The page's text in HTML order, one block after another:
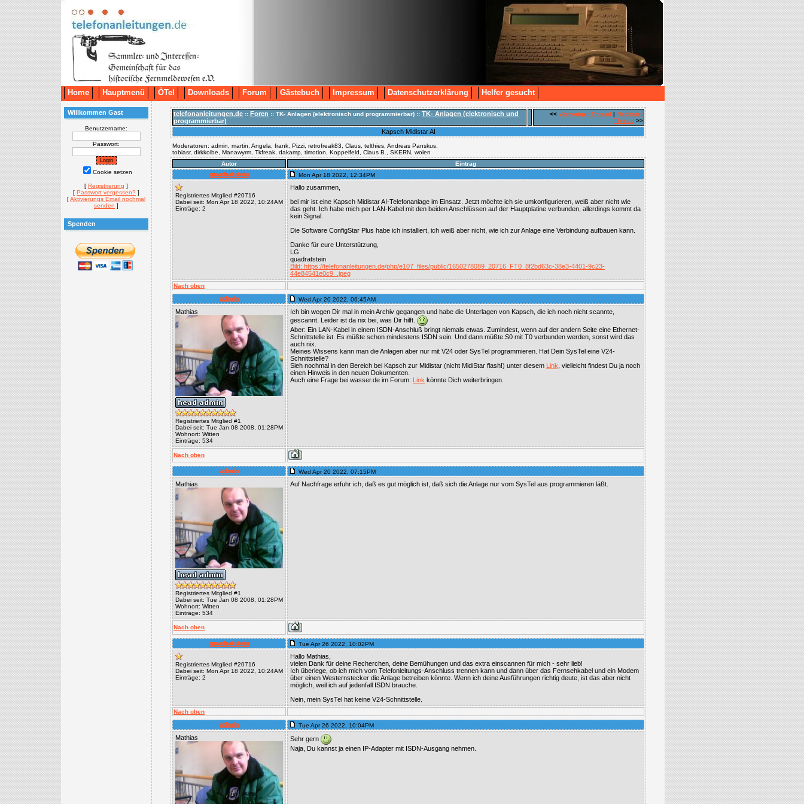
Home Hauptmenü ÖTel Downloads Forum Gästebuch Impressum Datenschutzerklärung Helfer gesucht
Willkommen Gast
Benutzername:
Passwort:
Cookie setzen
[ Registrierung ]
[ Passwort vergessen? ]
[Aktivierungs Email nochmal
senden ]
Spenden
telefonanleitungen.de :: Foren :: TK- Anlagen (elektronisch und programmierbar) :: TK- Anlagen (elektronisch und
programmierbar)
<< Vorheriger Thread | Nächster
Thread >>
Kapsch Midistar AI
Moderatoren: admin, martin, Angela, frank, Pizzi, retrofreak83, Claus, telthies, Andreas Panskus,
tobiasr, dirkkolbe, Manawyrm, Tkfreak, dakamp, timotion, Koppelfeld, Claus B., SKERN, wolen
Autor
Eintrag
quadratstein Mon Apr 18 2022, 12:34PM
Registriertes Mitglied #20716
Dabei seit: Mon Apr 18 2022, 10:24AM
Einträge: 2
Hallo zusammen,
bei mir ist eine Kapsch Midistar AI-Telefonanlage im Einsatz. Jetzt möchte ich sie umkonfigurieren, weiß aber nicht wie
das geht. Ich habe mich per LAN-Kabel mit den beiden Anschlüssen auf der Hauptplatine verbunden, allerdings kommt da
kein Signal.
Die Software ConfigStar Plus habe ich installiert, ich weiß aber nicht, wie ich zur Anlage eine Verbindung aufbauen kann.
Danke für eure Unterstützung,
LG
quadratstein
Bild: https://telefonanleitungen.de/php/e107_files/public/1650278089_20716_FT0_8f2bd63c-38e3-4401-9c23-
44e84541e0c9_.jpeg
Nach oben
admin Wed Apr 20 2022, 06:45AM
Mathias
Registriertes Mitglied #1
Dabei seit: Tue Jan 08 2008, 01:28PM
Wohnort: Witten
Einträge: 534
Ich bin wegen Dir mal in mein Archiv gegangen und habe die Unterlagen von Kapsch, die ich noch nicht scannte,
gescannt. Leider ist da nix bei, was Dir hilft.
Aber: Ein LAN-Kabel in einem ISDN-Anschluß bringt niemals etwas. Zumindest, wenn auf der andern Seite eine Ethernet-
Schnittstelle ist. Es müßte schon mindestens ISDN sein. Und dann müßte S0 mit T0 verbunden werden, sonst wird das
auch nix.
Meines Wissens kann man die Anlagen aber nur mit V24 oder SysTel programmieren. Hat Dein SysTel eine V24-
Schnittstelle?
Sieh nochmal in den Bereich bei Kapsch zur Midistar (nicht MidiStar flash!) unter diesem Link , vielleicht findest Du ja noch
einen Hinweis in den neuen Dokumenten.
Auch eine Frage bei wasser.de im Forum: Link könnte Dich weiterbringen.
Nach oben
admin Wed Apr 20 2022, 07:15PM
Mathias
Registriertes Mitglied #1
Dabei seit: Tue Jan 08 2008, 01:28PM
Wohnort: Witten
Einträge: 534
Auf Nachfrage erfuhr ich, daß es gut möglich ist, daß sich die Anlage nur vom SysTel aus programmieren läßt.
Nach oben
quadratstein Tue Apr 26 2022, 10:02PM
Registriertes Mitglied #20716
Dabei seit: Mon Apr 18 2022, 10:24AM
Einträge: 2
Hallo Mathias,
vielen Dank für deine Recherchen, deine Bemühungen und das extra einscannen für mich - sehr lieb!
Ich überlege, ob ich mich vom Telefonleitungs-Anschluss trennen kann und dann über das Fernsehkabel und ein Modem
über einen Westernstecker die Anlage betreiben könnte. Wenn ich deine Ausführungen richtig deute, ist das aber nicht
möglich, weil ich auf jedenfall ISDN brauche.
Nein, mein SysTel hat keine V24-Schnittstelle.
Nach oben
admin Tue Apr 26 2022, 10:04PM
Mathias
Sehr gern
Naja, Du kannst ja einen IP-Adapter mit ISDN-Ausgang nehmen.